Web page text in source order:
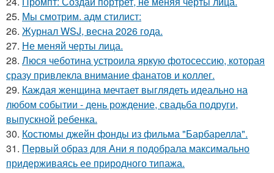
25. Мы смотрим. адм стилист:
26. Журнал WSJ, весна 2026 года.
27. Не меняй черты лица.
28. Люся чеботина устроила яркую фотосессию, которая
сразу привлекла внимание фанатов и коллег.
29. Каждая женщина мечтает выглядеть идеально на
любом событии - день рождение, свадьба подруги,
выпускной ребенка.
30. Костюмы джейн фонды из фильма "Барбарелла".
31. Первый образ для Ани я подобрала максимально
придерживаясь ее природного типажа.